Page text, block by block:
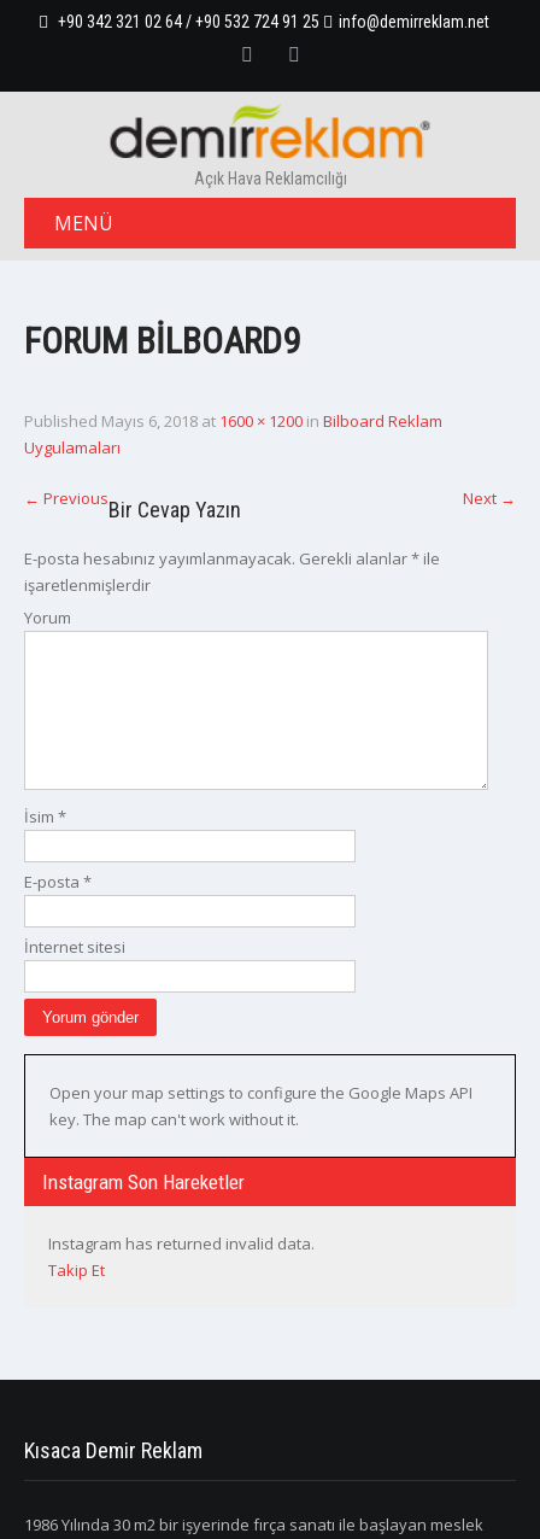
+90 342 321 02 64 / +90 532 724 91 25 info@demirreklam.net
Açık Hava Reklamcılığı
MENÜ
FORUM BILBOARD9
Published Mayıs 6, 2018 at 1600 × 1200 in Bilboard Reklam
Uygulamaları
← Previous Next →
Bir Cevap Yazın
E-posta hesabınız yayımlanmayacak. Gerekli alanlar* ile
işaretlenmişlerdir
Yorum
İsim *
E-posta *
İnternet sitesi
Open your map settings to configure the Google Maps API
key. The map can't work without it.
Instagram Son Hareketler
Instagram has returned invalid data.
Takip Et
Kısaca Demir Reklam
1986 Yılında 30 m2 bir işyerinde fırça sanatı ile başlayan meslek